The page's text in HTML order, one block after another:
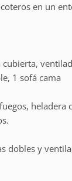
en un
cubierta,
1 sofá cama
heladera
dobles y